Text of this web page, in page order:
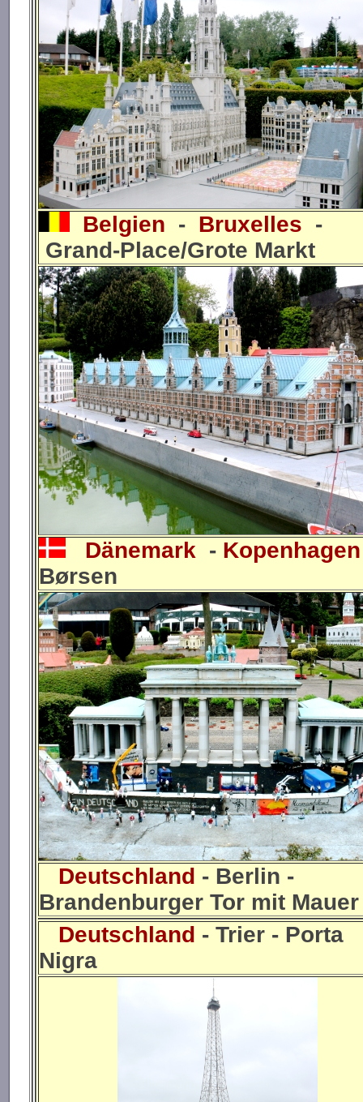
Belgien - Bruxelles -
Grand-Place/Grote Markt
Dänemark - Kopenhagen
Børsen
Deutschland - Berlin -
Brandenburger Tor mit Mauer
Deutschland - Trier - Porta
Nigra